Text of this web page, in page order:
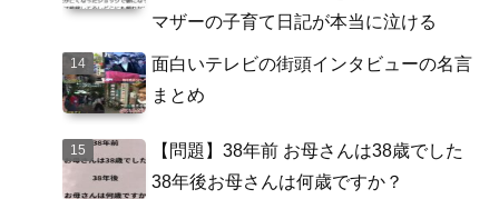
マザーの子育て日記が本当に泣ける
面白いテレビの街頭インタビューの名言
まとめ
【問題】38年前 お母さんは38歳でした
38年後お母さんは何歳ですか？